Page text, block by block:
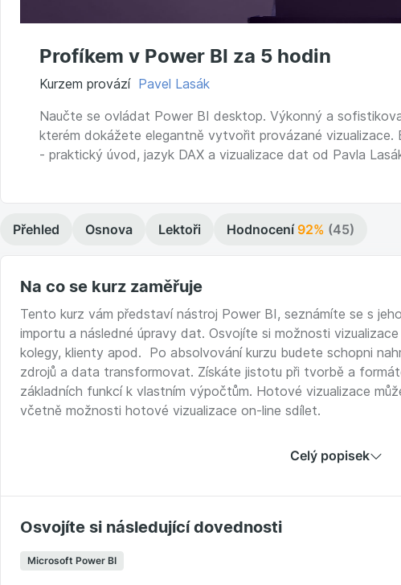
Profíkem v Power BI za 5 hodin
Kurzem provází Pavel Lasák
Naučte se ovládat Power BI desktop. Výkonný a
kterém dokážete elegantně vytvořit provázané vizualizace.
- praktický úvod, jazyk DAX a vizualizace dat od Pavla
Přehled Osnova Lektoři Hodnocení 92% (45)
Na co se kurz zaměřuje
Tento kurz vám představí nástroj Power BI, seznámíte se s
importu a následné úpravy dat. Osvojíte si možnosti
kolegy, klienty apod. Po absolvování kurzu budete schopni
zdrojů a data transformovat. Získáte jistotu při tvorbě a
základních funkcí k vlastním výpočtům. Hotové vizualizace
včetně možnosti hotové vizualizace on-line sdílet.
vizualizaci budou v excelovské tabulce (formát xls), v
DAX. Takto připravená data vizualizujete a vizualizace
vizualizaci exportujete do pdf a nasdílíte do cloudu.
Celý popisek
Osvojíte si následující dovednosti
Microsoft Power BI